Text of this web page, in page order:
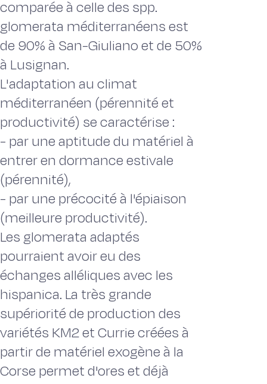
comparée à celle des spp.
glomerata méditerranéens est
de 90% à San-Giuliano et de 50%
à Lusignan.
L'adaptation au climat
méditerranéen (pérennité et
productivité) se caractérise :
- par une aptitude du matériel à
entrer en dormance estivale
(pérennité),
- par une précocité à l'épiaison
(meilleure productivité).
Les glomerata adaptés
pourraient avoir eu des
échanges alléliques avec les
hispanica. La très grande
supériorité de production des
variétés KM2 et Currie créées à
partir de matériel exogène à la
Corse permet d'ores et déjà